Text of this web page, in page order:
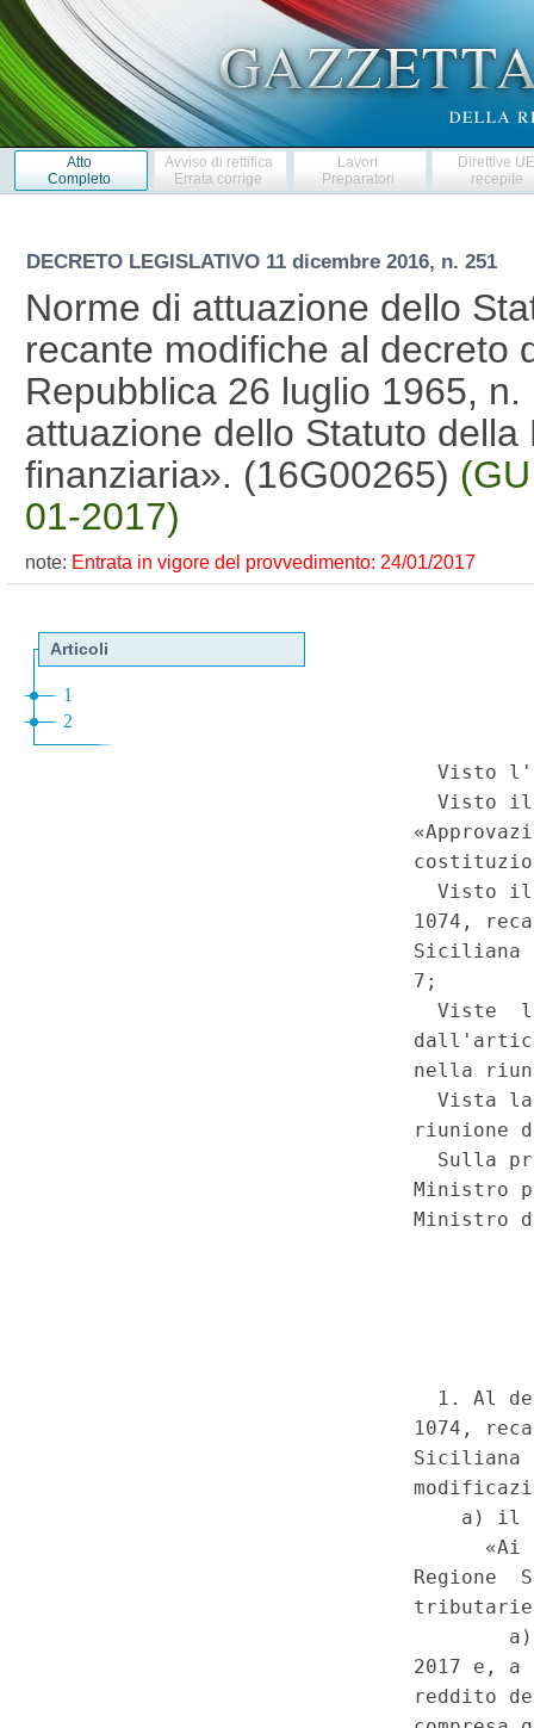
Atto
Completo
Avviso di rettifica
Errata corrige
Lavori
Preparatori
Direttive
recepite
DECRETO LEGISLATIVO 11 dicembre 2016, n. 251
Norme di attuazione dello
recante modifiche al decreto
Repubblica 26 luglio 1965,
attuazione dello Statuto
finanziaria». (16G00265)
01-2017)
note: Entrata in vigore del provvedimento: 24/01/2017